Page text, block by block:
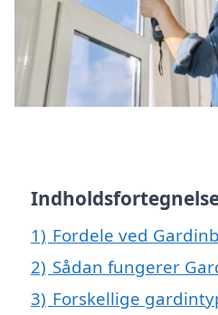
1) Fordele ved
2) Sådan fungerer
3) Forskellige